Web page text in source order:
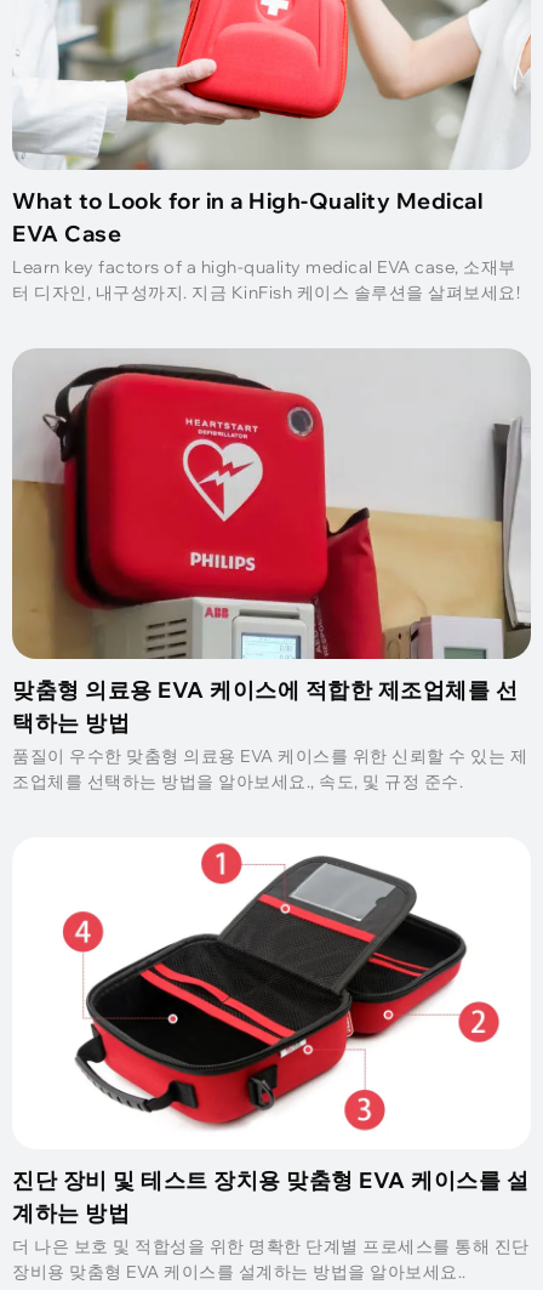
What to Look for in a High-Quality Medical
EVA Case
Learn key factors of a high-quality medical EVA case, 소재부
터 디자인, 내구성까지. 지금 KinFish 케이스 솔루션을 살펴보세요!
맞춤형 의료용 EVA 케이스에 적합한 제조업체를 선
택하는 방법
품질이 우수한 맞춤형 의료용 EVA 케이스를 위한 신뢰할 수 있는 제
조업체를 선택하는 방법을 알아보세요., 속도, 및 규정 준수.
진단 장비 및 테스트 장치용 맞춤형 EVA 케이스를 설
계하는 방법
더 나은 보호 및 적합성을 위한 명확한 단계별 프로세스를 통해 진단
장비용 맞춤형 EVA 케이스를 설계하는 방법을 알아보세요..